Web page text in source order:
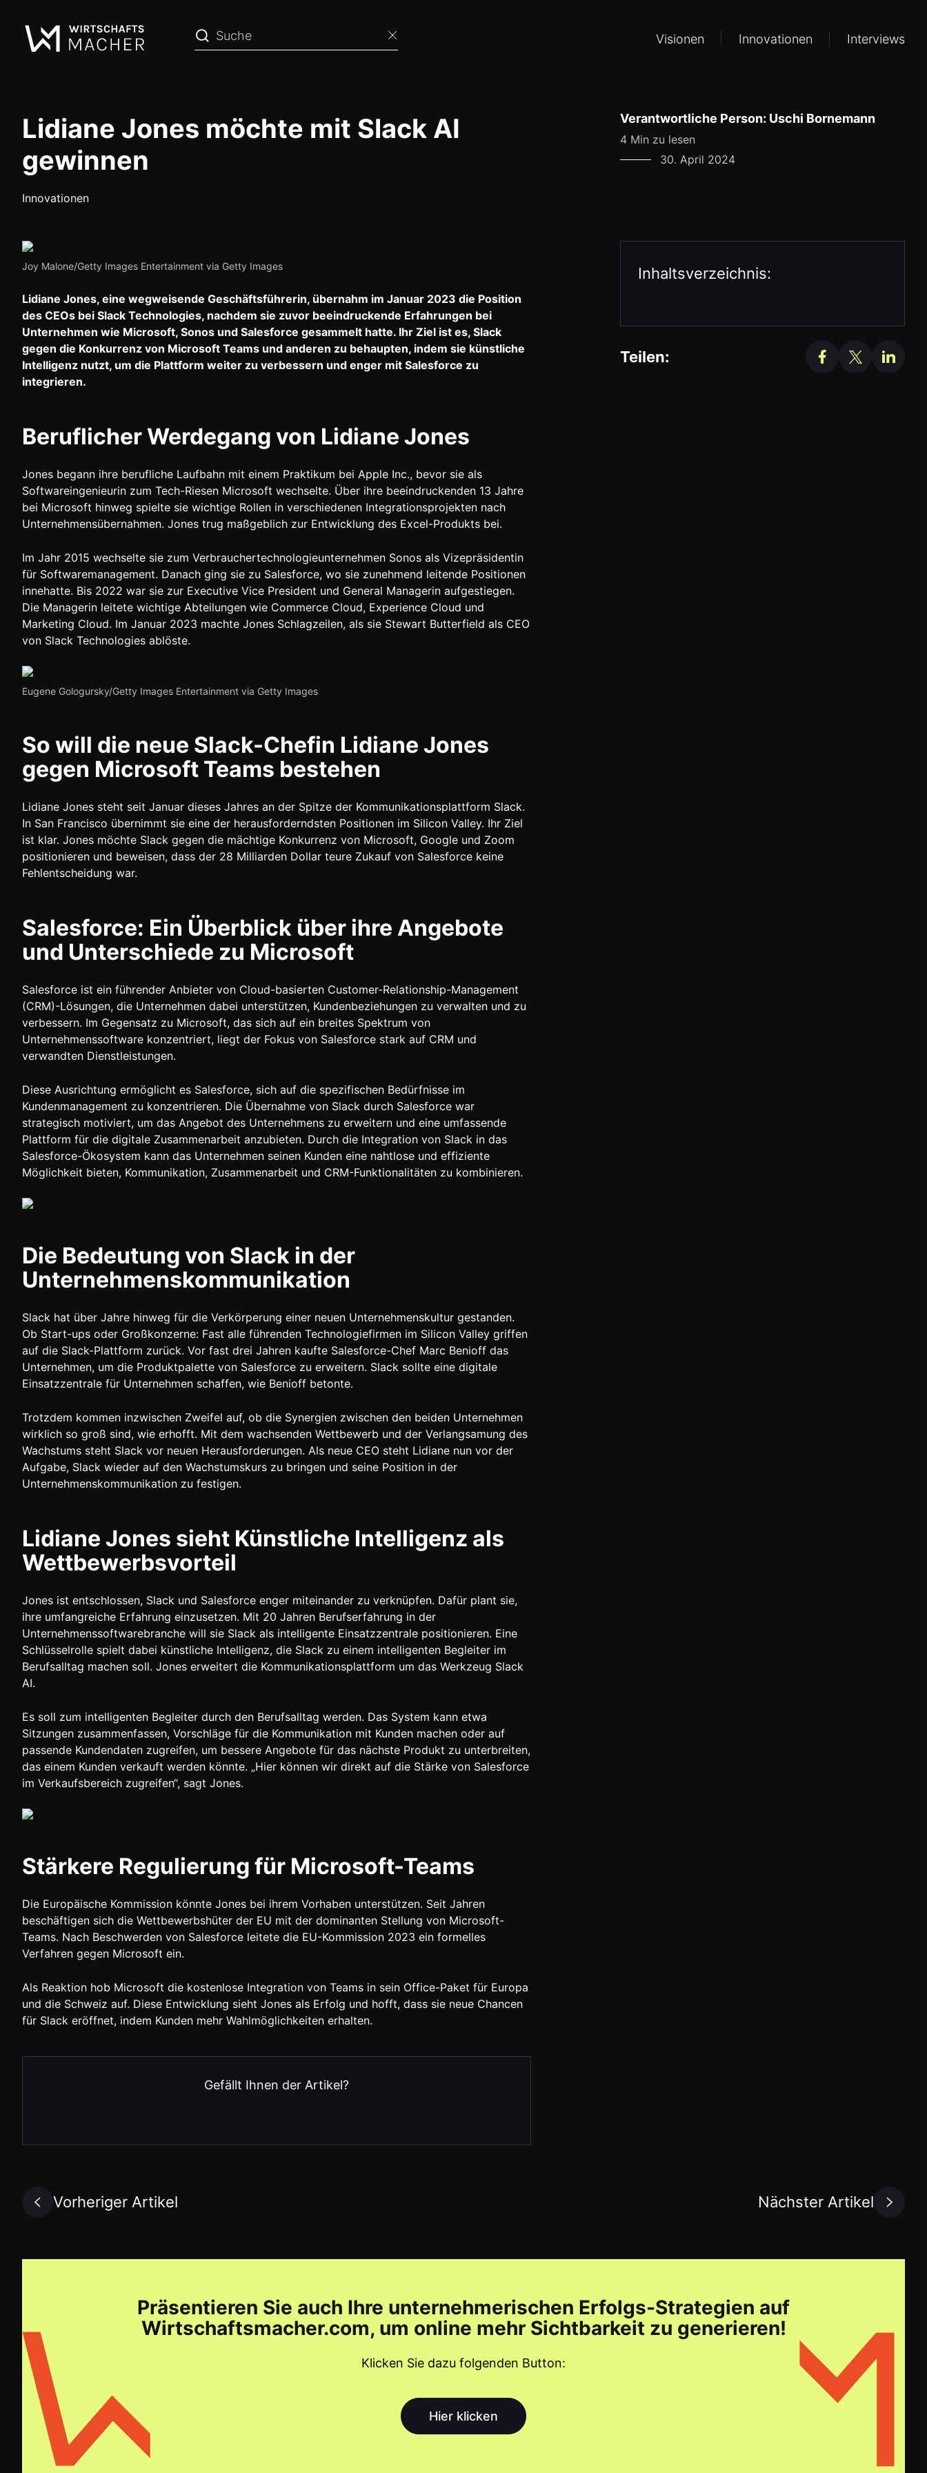
Visionen Innovationen Interviews
Lidiane Jones möchte mit Slack AI
gewinnen
Innovationen
Verantwortliche Person: Uschi Bornemann
4 Min zu lesen
30. April 2024
Inhaltsverzeichnis:
Teilen:
Joy Malone/Getty Images Entertainment via Getty Images
Lidiane Jones, eine wegweisende Geschäftsführerin, übernahm im Januar 2023 die Position
des CEOs bei Slack Technologies, nachdem sie zuvor beeindruckende Erfahrungen bei
Unternehmen wie Microsoft, Sonos und Salesforce gesammelt hatte. Ihr Ziel ist es, Slack
gegen die Konkurrenz von Microsoft Teams und anderen zu behaupten, indem sie künstliche
Intelligenz nutzt, um die Plattform weiter zu verbessern und enger mit Salesforce zu
integrieren.
Beruflicher Werdegang von Lidiane Jones
Jones begann ihre berufliche Laufbahn mit einem Praktikum bei Apple Inc., bevor sie als
Softwareingenieurin zum Tech-Riesen Microsoft wechselte. Über ihre beeindruckenden 13 Jahre
bei Microsoft hinweg spielte sie wichtige Rollen in verschiedenen Integrationsprojekten nach
Unternehmensübernahmen. Jones trug maßgeblich zur Entwicklung des Excel-Produkts bei.
Im Jahr 2015 wechselte sie zum Verbrauchertechnologieunternehmen Sonos als Vizepräsidentin
für Softwaremanagement. Danach ging sie zu Salesforce, wo sie zunehmend leitende Positionen
innehatte. Bis 2022 war sie zur Executive Vice President und General Managerin aufgestiegen.
Die Managerin leitete wichtige Abteilungen wie Commerce Cloud, Experience Cloud und
Marketing Cloud. Im Januar 2023 machte Jones Schlagzeilen, als sie Stewart Butterfield als CEO
von Slack Technologies ablöste.
Eugene Gologursky/Getty Images Entertainment via Getty Images
So will die neue Slack-Chefin Lidiane Jones
gegen Microsoft Teams bestehen
Lidiane Jones steht seit Januar dieses Jahres an der Spitze der Kommunikationsplattform Slack.
In San Francisco übernimmt sie eine der herausforderndsten Positionen im Silicon Valley. Ihr Ziel
ist klar. Jones möchte Slack gegen die mächtige Konkurrenz von Microsoft, Google und Zoom
positionieren und beweisen, dass der 28 Milliarden Dollar teure Zukauf von Salesforce keine
Fehlentscheidung war.
Salesforce: Ein Überblick über ihre Angebote
und Unterschiede zu Microsoft
Salesforce ist ein führender Anbieter von Cloud-basierten Customer-Relationship-Management
(CRM)-Lösungen, die Unternehmen dabei unterstützen, Kundenbeziehungen zu verwalten und zu
verbessern. Im Gegensatz zu Microsoft, das sich auf ein breites Spektrum von
Unternehmenssoftware konzentriert, liegt der Fokus von Salesforce stark auf CRM und
verwandten Dienstleistungen.
Diese Ausrichtung ermöglicht es Salesforce, sich auf die spezifischen Bedürfnisse im
Kundenmanagement zu konzentrieren. Die Übernahme von Slack durch Salesforce war
strategisch motiviert, um das Angebot des Unternehmens zu erweitern und eine umfassende
Plattform für die digitale Zusammenarbeit anzubieten. Durch die Integration von Slack in das
Salesforce-Ökosystem kann das Unternehmen seinen Kunden eine nahtlose und effiziente
Möglichkeit bieten, Kommunikation, Zusammenarbeit und CRM-Funktionalitäten zu kombinieren.
Die Bedeutung von Slack in der
Unternehmenskommunikation
Slack hat über Jahre hinweg für die Verkörperung einer neuen Unternehmenskultur gestanden.
Ob Start-ups oder Großkonzerne: Fast alle führenden Technologiefirmen im Silicon Valley griffen
auf die Slack-Plattform zurück. Vor fast drei Jahren kaufte Salesforce-Chef Marc Benioff das
Unternehmen, um die Produktpalette von Salesforce zu erweitern. Slack sollte eine digitale
Einsatzzentrale für Unternehmen schaffen, wie Benioff betonte.
Trotzdem kommen inzwischen Zweifel auf, ob die Synergien zwischen den beiden Unternehmen
wirklich so groß sind, wie erhofft. Mit dem wachsenden Wettbewerb und der Verlangsamung des
Wachstums steht Slack vor neuen Herausforderungen. Als neue CEO steht Lidiane nun vor der
Aufgabe, Slack wieder auf den Wachstumskurs zu bringen und seine Position in der
Unternehmenskommunikation zu festigen.
Lidiane Jones sieht Künstliche Intelligenz als
Wettbewerbsvorteil
Jones ist entschlossen, Slack und Salesforce enger miteinander zu verknüpfen. Dafür plant sie,
ihre umfangreiche Erfahrung einzusetzen. Mit 20 Jahren Berufserfahrung in der
Unternehmenssoftwarebranche will sie Slack als intelligente Einsatzzentrale positionieren. Eine
Schlüsselrolle spielt dabei künstliche Intelligenz, die Slack zu einem intelligenten Begleiter im
Berufsalltag machen soll. Jones erweitert die Kommunikationsplattform um das Werkzeug Slack
AI.
Es soll zum intelligenten Begleiter durch den Berufsalltag werden. Das System kann etwa
Sitzungen zusammenfassen, Vorschläge für die Kommunikation mit Kunden machen oder auf
passende Kundendaten zugreifen, um bessere Angebote für das nächste Produkt zu unterbreiten,
das einem Kunden verkauft werden könnte. „Hier können wir direkt auf die Stärke von Salesforce
im Verkaufsbereich zugreifen“, sagt Jones.
Stärkere Regulierung für Microsoft-Teams
Die Europäische Kommission könnte Jones bei ihrem Vorhaben unterstützen. Seit Jahren
beschäftigen sich die Wettbewerbshüter der EU mit der dominanten Stellung von Microsoft-
Teams. Nach Beschwerden von Salesforce leitete die EU-Kommission 2023 ein formelles
Verfahren gegen Microsoft ein.
Als Reaktion hob Microsoft die kostenlose Integration von Teams in sein Office-Paket für Europa
und die Schweiz auf. Diese Entwicklung sieht Jones als Erfolg und hofft, dass sie neue Chancen
für Slack eröffnet, indem Kunden mehr Wahlmöglichkeiten erhalten.
Gefällt Ihnen der Artikel?
Vorheriger Artikel Nächster Artikel
Präsentieren Sie auch Ihre unternehmerischen Erfolgs-Strategien auf
Wirtschaftsmacher.com, um online mehr Sichtbarkeit zu generieren!
Klicken Sie dazu folgenden Button:
Hier klicken